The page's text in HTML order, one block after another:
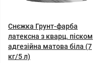
Снєжка Грунт-фарба
латексна з кварц. піском
адгезійна матова біла (7
кг/5 л)